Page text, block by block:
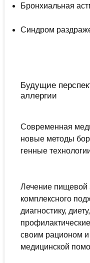
Бронхиальная
Синдром
Будущие
аллергии
Современная
новые методы
генные
Лечение пищевой
комплексного
диагностику,
своим рационом
медицинской